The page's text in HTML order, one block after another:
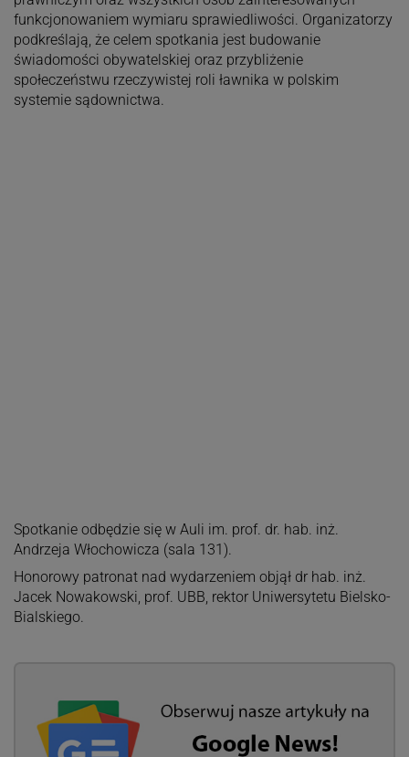
funkcjonowaniem wymiaru sprawiedliwości. Organizatorzy
podkreślają, że celem spotkania jest budowanie
świadomości obywatelskiej oraz przybliżenie
społeczeństwu rzeczywistej roli ławnika w polskim
systemie sądownictwa.
Spotkanie odbędzie się w Auli im. prof. dr. hab. inż.
Andrzeja Włochowicza (sala 131).
Honorowy patronat nad wydarzeniem objął dr hab. inż.
Jacek Nowakowski, prof. UBB, rektor Uniwersytetu Bielsko-
Bialskiego.